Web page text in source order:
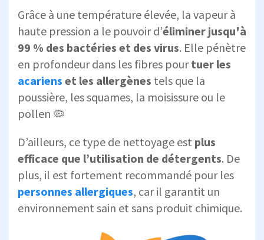
Grâce à une température élevée, la vapeur à
haute pression a le pouvoir d’éliminer jusqu'à
99 % des bactéries et des virus. Elle pénètre
en profondeur dans les fibres pourtuer les
acariens et les allergènes tels que la
poussière, les squames, la moisissure ou le
pollen 🦠
D’ailleurs, ce type de nettoyage est plus
efficace que l’utilisation de détergents. De
plus, il est fortement recommandé pour les
personnes allergiques, car il garantit un
environnement sain et sans produit chimique.